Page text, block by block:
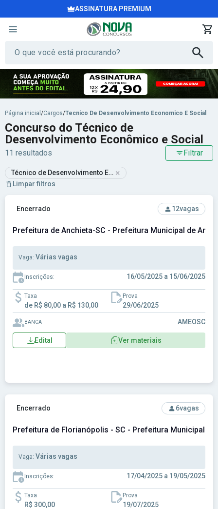
ASSINATURA PREMIUM
Página inicial /Cargos/Tecnico De Desenvolvimento Economico E Social
Concurso do Técnico de
Desenvolvimento Econômico e Social
11 resultados Filtrar
Técnico de Desenvolvimento Econômico e Social
×
Limpar filtros
Ver concurso: Prefeitura de Anchieta-SC - Prefeitura
Encerrado 12vagas
Prefeitura de Anchieta-SC - Prefeitura Municipal de
Vaga: Várias vagas
Inscrições: 16/05/2025 a 15/06/2025
Taxa
de R$ 80,00 a R$ 130,00
Prova
29/06/2025
BANCA AMEOSC
Edital Ver materiais
Ver concurso: Prefeitura de Florianópolis - SC - Prefeitura
Encerrado 6vagas
Prefeitura de Florianópolis - SC - Prefeitura Municipal
Vaga: Várias vagas
Inscrições: 17/04/2025 a 19/05/2025
Taxa
R$ 300,00
Prova
19/07/2025